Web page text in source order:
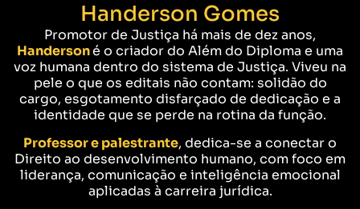
Handerson Gomes
Promotor de Justiça há mais de dez anos,
Handersoné o criador do Além do Diploma e uma
voz humana dentro do sistema de Justiça. Viveu na
pele o que os editais não contam: solidão do
cargo, esgotamento disfarçado de dedicação e a
identidade que se perde na rotina da função.
Professor e palestrante, dedica-se a conectar o
Direito ao desenvolvimento humano, com foco em
liderança, comunicação e inteligência emocional
aplicadas à carreira jurídica.